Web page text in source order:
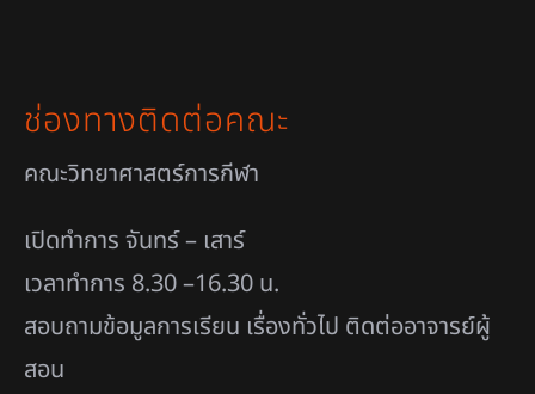
ช่องทางติดต่อคณะ
คณะวิทยาศาสตร์การกีฬา
เปิดทำการ จันทร์ – เสาร์
เวลาทำการ 8.30 –16.30 น.
สอบถามข้อมูลการเรียน เรื่องทั่วไป ติดต่ออาจารย์ผู้
สอน